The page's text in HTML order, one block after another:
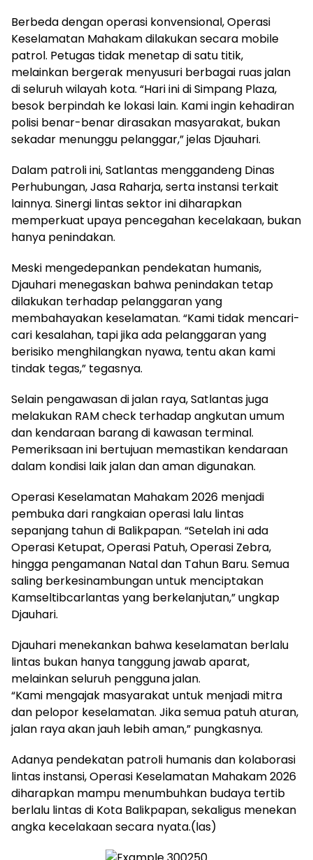
Berbeda dengan operasi konvensional, Operasi
Keselamatan Mahakam dilakukan secara mobile
patrol. Petugas tidak menetap di satu titik,
melainkan bergerak menyusuri berbagai ruas jalan
di seluruh wilayah kota. “Hari ini di Simpang Plaza,
besok berpindah ke lokasi lain. Kami ingin kehadiran
polisi benar-benar dirasakan masyarakat, bukan
sekadar menunggu pelanggar,” jelas Djauhari.
Dalam patroli ini, Satlantas menggandeng Dinas
Perhubungan, Jasa Raharja, serta instansi terkait
lainnya. Sinergi lintas sektor ini diharapkan
memperkuat upaya pencegahan kecelakaan, bukan
hanya penindakan.
Meski mengedepankan pendekatan humanis,
Djauhari menegaskan bahwa penindakan tetap
dilakukan terhadap pelanggaran yang
membahayakan keselamatan. “Kami tidak mencari-
cari kesalahan, tapi jika ada pelanggaran yang
berisiko menghilangkan nyawa, tentu akan kami
tindak tegas,” tegasnya.
Selain pengawasan di jalan raya, Satlantas juga
melakukan RAM check terhadap angkutan umum
dan kendaraan barang di kawasan terminal.
Pemeriksaan ini bertujuan memastikan kendaraan
dalam kondisi laik jalan dan aman digunakan.
Operasi Keselamatan Mahakam 2026 menjadi
pembuka dari rangkaian operasi lalu lintas
sepanjang tahun di Balikpapan. “Setelah ini ada
Operasi Ketupat, Operasi Patuh, Operasi Zebra,
hingga pengamanan Natal dan Tahun Baru. Semua
saling berkesinambungan untuk menciptakan
Kamseltibcarlantas yang berkelanjutan,” ungkap
Djauhari.
Djauhari menekankan bahwa keselamatan berlalu
lintas bukan hanya tanggung jawab aparat,
melainkan seluruh pengguna jalan.
“Kami mengajak masyarakat untuk menjadi mitra
dan pelopor keselamatan. Jika semua patuh aturan,
jalan raya akan jauh lebih aman,” pungkasnya.
Adanya pendekatan patroli humanis dan kolaborasi
lintas instansi, Operasi Keselamatan Mahakam 2026
diharapkan mampu menumbuhkan budaya tertib
berlalu lintas di Kota Balikpapan, sekaligus menekan
angka kecelakaan secara nyata.(las)